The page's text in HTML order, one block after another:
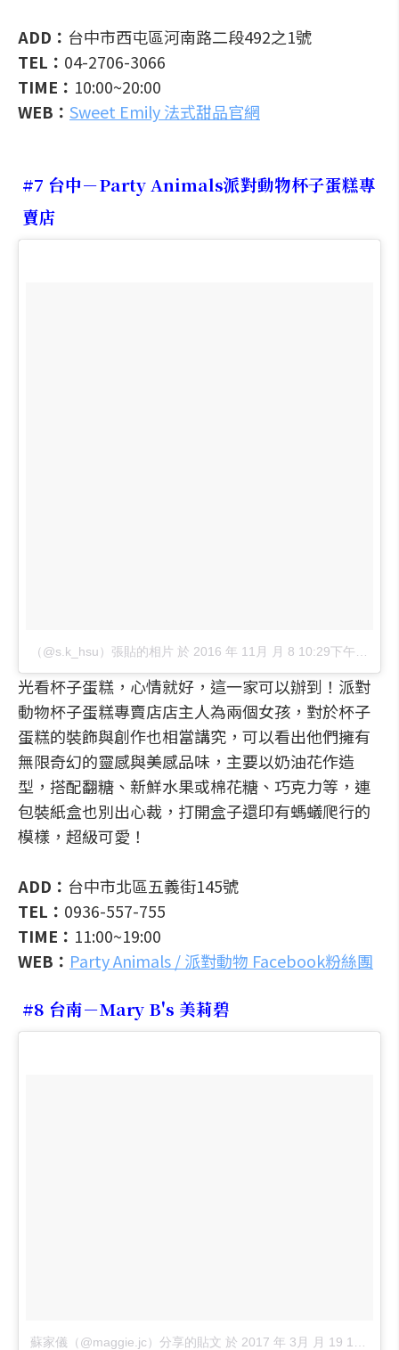
ADD： 台中市西屯區河南路二段492之1號
TEL： 04-2706-3066
TIME： 10:00~20:00
WEB： Sweet Emily 法式甜品官網
#7 台中－Party Animals派對動物杯子蛋糕專
賣店
（@s.k_hsu）張貼的相片 於 2016 年 11月 月 8 10:29下午 PST
光看杯子蛋糕，心情就好，這一家可以辦到！派對
動物杯子蛋糕專賣店店主人為兩個女孩，對於杯子
蛋糕的裝飾與創作也相當講究，可以看出他們擁有
無限奇幻的靈感與美感品味，主要以奶油花作造
型，搭配翻糖、新鮮水果或棉花糖、巧克力等，連
包裝紙盒也別出心裁，打開盒子還印有螞蟻爬行的
模樣，超級可愛！
ADD： 台中市北區五義街145號
TEL： 0936-557-755
TIME： 11:00~19:00
WEB： Party Animals / 派對動物 Facebook粉絲團
#8 台南－Mary B's 美莉碧
蘇家儀（@maggie.jc）分享的貼文 於 2017 年 3月 月 19 1:14上午 PDT